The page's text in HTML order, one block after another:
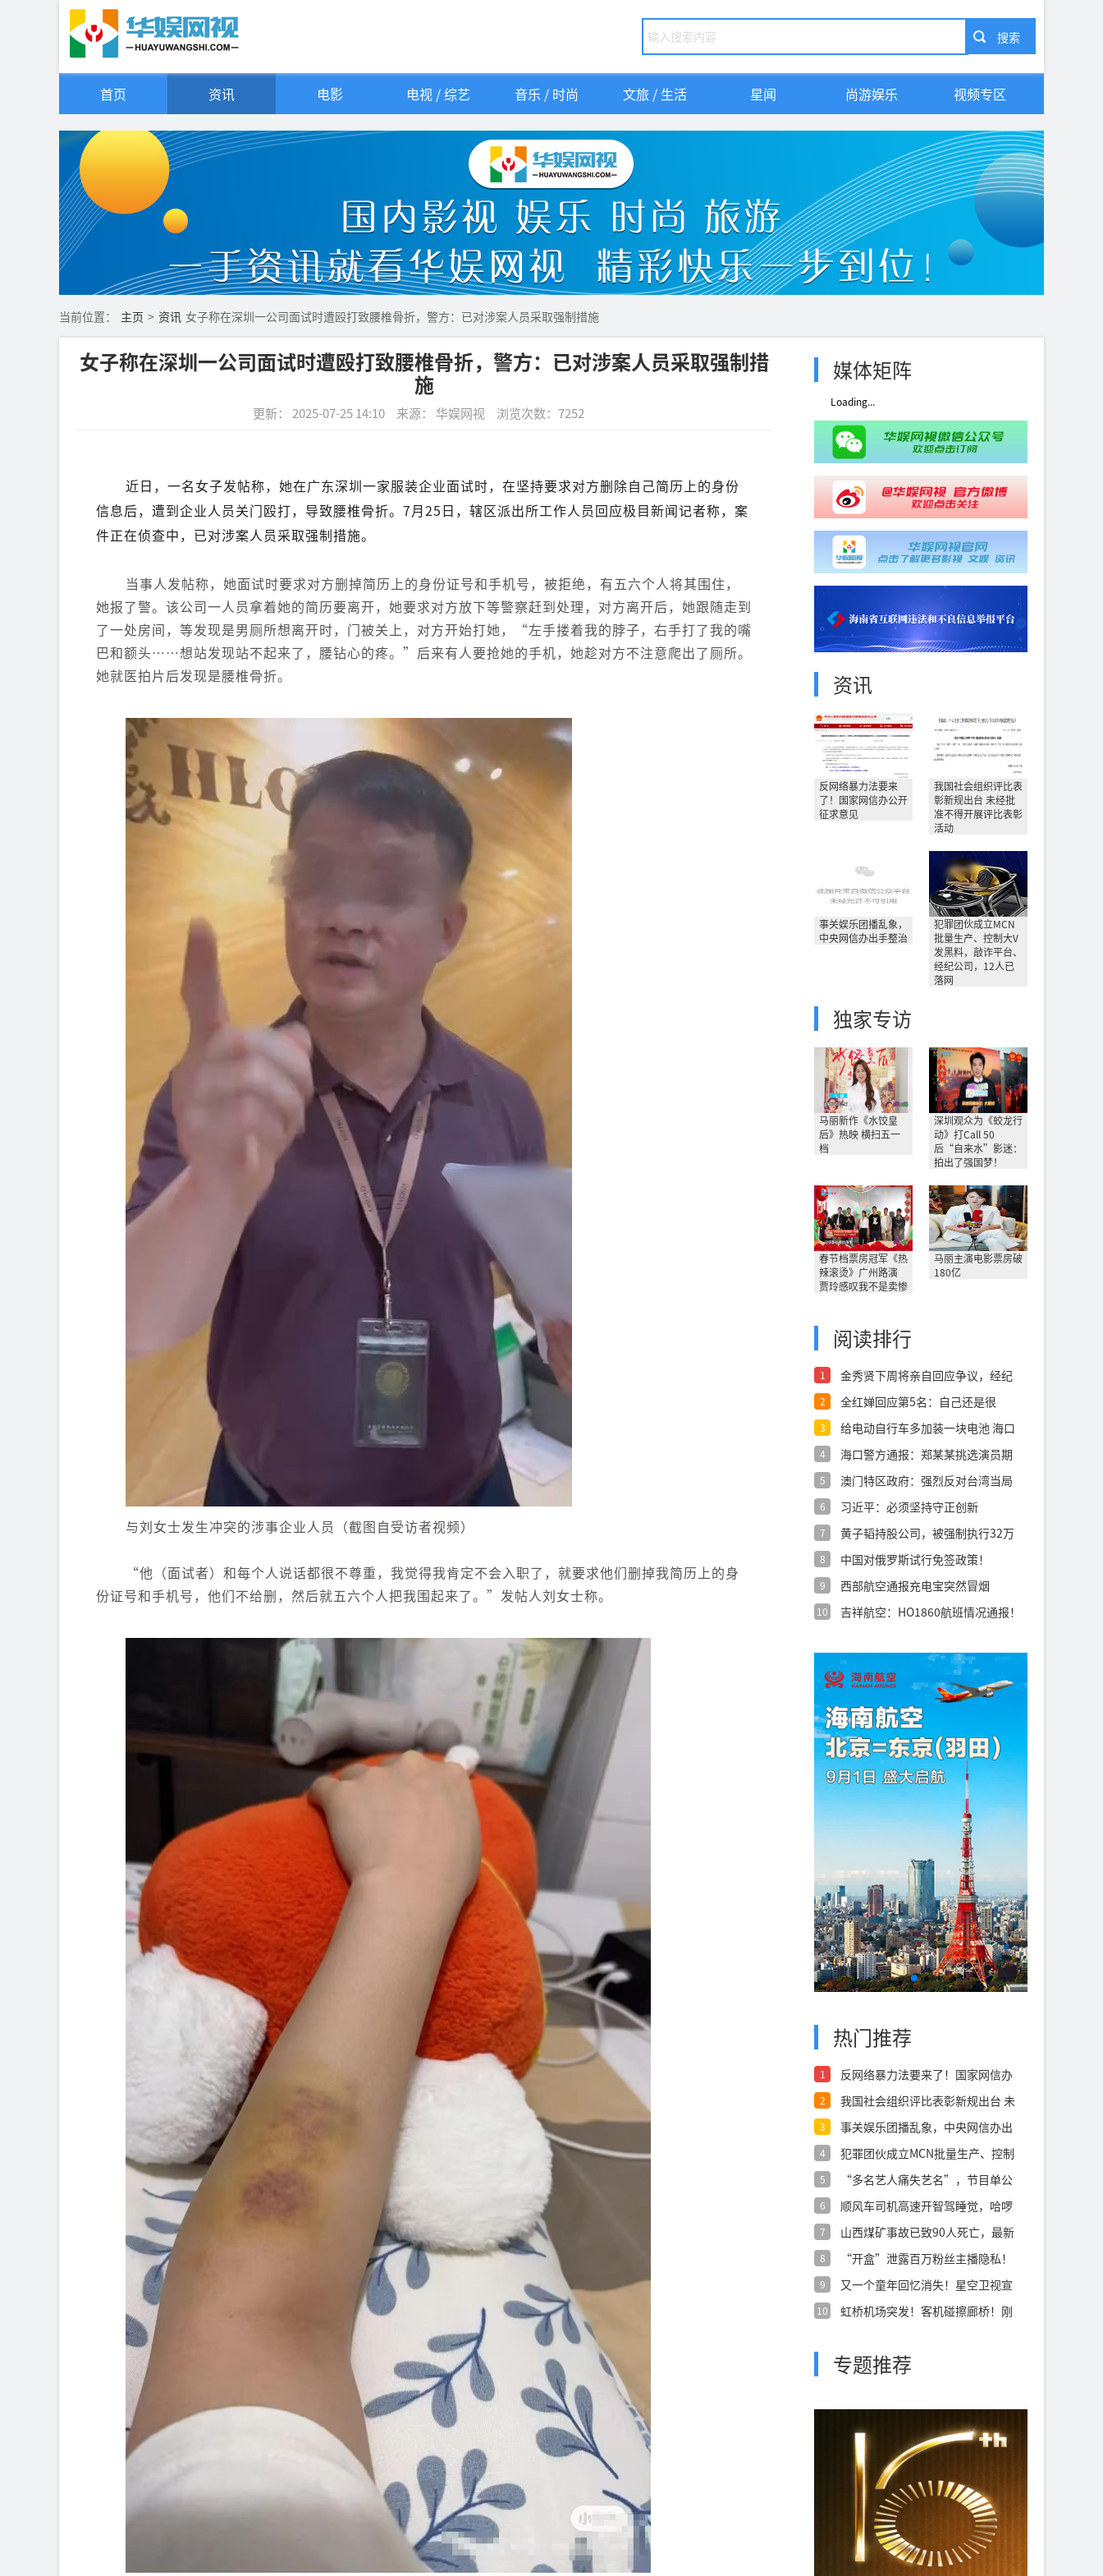
首页 资讯 电影 电视 / 综艺 音乐 / 时尚 文旅 / 生活 星闻 尚游娱乐 视频专区
当前位置： 主页 > 资讯 女子称在深圳一公司面试时遭殴打致腰椎骨折，警方：已对涉案人员采取强制措施
女子称在深圳一公司面试时遭殴打致腰椎骨折，警方：已对涉案人员采取强制措
施
更新： 2025-07-25 14:10 来源： 华娱网视 浏览次数： 7252
近日，一名女子发帖称，她在广东深圳一家服装企业面试时，在坚持要求对方删除自己简历上的身份
信息后，遭到企业人员关门殴打，导致腰椎骨折。7月25日，辖区派出所工作人员回应极目新闻记者称，案
件正在侦查中，已对涉案人员采取强制措施。
当事人发帖称，她面试时要求对方删掉简历上的身份证号和手机号，被拒绝，有五六个人将其围住，
她报了警。该公司一人员拿着她的简历要离开，她要求对方放下等警察赶到处理，对方离开后，她跟随走到
了一处房间，等发现是男厕所想离开时，门被关上，对方开始打她，“左手搂着我的脖子，右手打了我的嘴
巴和额头……想站发现站不起来了，腰钻心的疼。”后来有人要抢她的手机，她趁对方不注意爬出了厕所。
她就医拍片后发现是腰椎骨折。
与刘女士发生冲突的涉事企业人员（截图自受访者视频）
“他（面试者）和每个人说话都很不尊重，我觉得我肯定不会入职了，就要求他们删掉我简历上的身
份证号和手机号，他们不给删，然后就五六个人把我围起来了。”发帖人刘女士称。
媒体矩阵
Loading...
资讯
反网络暴力法要来
了！国家网信办公开
征求意见
我国社会组织评比表
彰新规出台 未经批
准不得开展评比表彰
活动
事关娱乐团播乱象，
中央网信办出手整治
犯罪团伙成立MCN
批量生产、控制大V
发黑料，敲诈平台、
经纪公司，12人已
落网
独家专访
马丽新作《水饺皇
后》热映 横扫五一
档
深圳观众为《蛟龙行
动》打Call 50
后“自来水”影迷：
拍出了强国梦！
春节档票房冠军《热
辣滚烫》广州路演
贾玲感叹我不是卖惨
马丽主演电影票房破
180亿
阅读排行
1
金秀贤下周将亲自回应争议，经纪
2
全红婵回应第5名：自己还是很
3
给电动自行车多加装一块电池 海口
4
海口警方通报：郑某某挑选演员期
5
澳门特区政府：强烈反对台湾当局
6 习近平：必须坚持守正创新
7
黄子韬持股公司，被强制执行32万
8 中国对俄罗斯试行免签政策！
9 西部航空通报充电宝突然冒烟
10 吉祥航空：HO1860航班情况通报！
热门推荐
1
反网络暴力法要来了！国家网信办
2
我国社会组织评比表彰新规出台 未
3
事关娱乐团播乱象，中央网信办出
4
犯罪团伙成立MCN批量生产、控制
5
“多名艺人痛失艺名”，节目单公
6
顺风车司机高速开智驾睡觉，哈啰
7
山西煤矿事故已致90人死亡，最新
8
“开盒”泄露百万粉丝主播隐私！
9
又一个童年回忆消失！星空卫视宣
10
虹桥机场突发！客机碰擦廊桥！刚
专题推荐